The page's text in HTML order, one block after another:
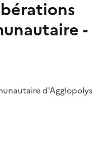
-
d'Agglopolys